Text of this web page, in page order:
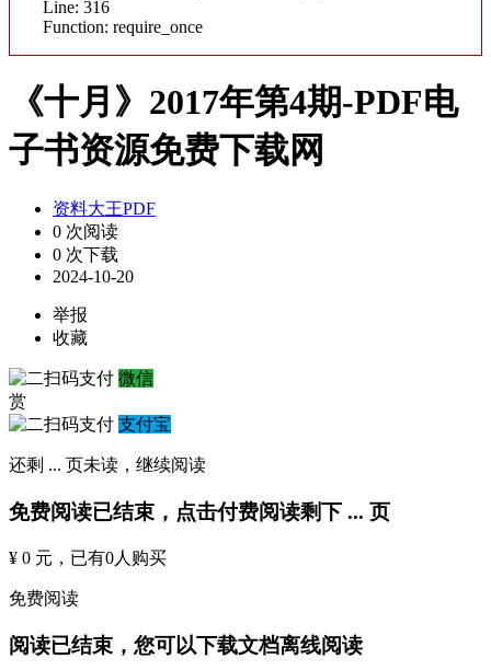
Line: 316
Function: require_once
《十月》2017年第4期-PDF电
子书资源免费下载网
资料大王PDF
0 次阅读
0 次下载
2024-10-20
举报
收藏
微信
赏
支付宝
还剩 ... 页未读， 继续阅读
免费阅读已结束，点击付费阅读剩下 ... 页
¥ 0 元 ，已有0人购买
免费阅读
阅读已结束，您可以下载文档离线阅读